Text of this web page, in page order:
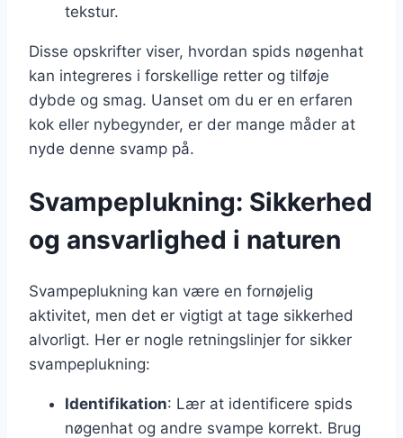
tekstur.
Disse opskrifter viser, hvordan spids nøgenhat
kan integreres i forskellige retter og tilføje
dybde og smag. Uanset om du er en erfaren
kok eller nybegynder, er der mange måder at
nyde denne svamp på.
Svampeplukning: Sikkerhed
og ansvarlighed i naturen
Svampeplukning kan være en fornøjelig
aktivitet, men det er vigtigt at tage sikkerhed
alvorligt. Her er nogle retningslinjer for sikker
svampeplukning:
Identifikation: Lær at identificere spids
nøgenhat og andre svampe korrekt. Brug